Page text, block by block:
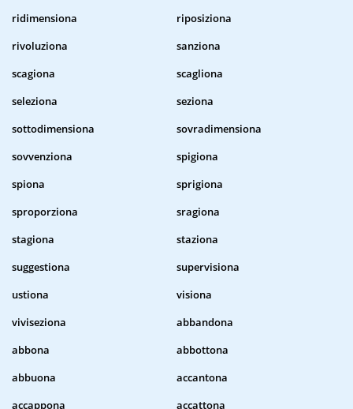
ridimensiona
riposiziona
rivoluziona
sanziona
scagiona
scagliona
seleziona
seziona
sottodimensiona
sovradimensiona
sovvenziona
spigiona
spiona
sprigiona
sproporziona
sragiona
stagiona
staziona
suggestiona
supervisiona
ustiona
visiona
viviseziona
abbandona
abbona
abbottona
abbuona
accantona
accappona
accattona